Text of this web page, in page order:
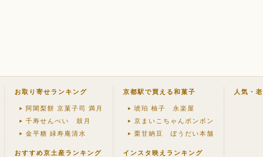
お取り寄せランキング
阿闍梨餅 京菓子司 満月
千寿せんべい 鼓月
金平糖 緑寿庵清水
おすすめ京土産ランキング
京都駅で買える和菓子
琥珀 柚子 永楽屋
京まいこちゃんボンボン
栗甘納豆 ぼうだい本舗
インスタ映えランキング
人気・